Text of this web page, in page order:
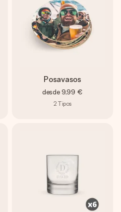
Posavasos
desde 9,99 €
2 Tipos